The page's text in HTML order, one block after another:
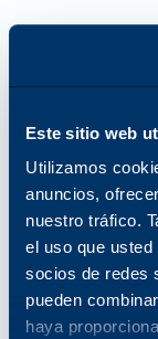
Este sitio web
Utilizamos
anuncios,
nuestro tráfico.
el uso que
socios de redes
pueden
haya
1200 x 2400
(Std/Max)
3110/6140
Tamaños